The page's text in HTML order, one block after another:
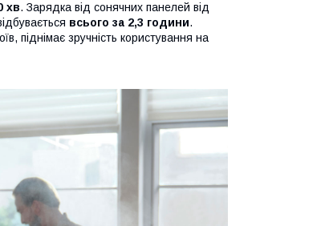
хв. Зарядка від сонячних панелей від
всього за 2,3 години.
піднімає зручність користування на